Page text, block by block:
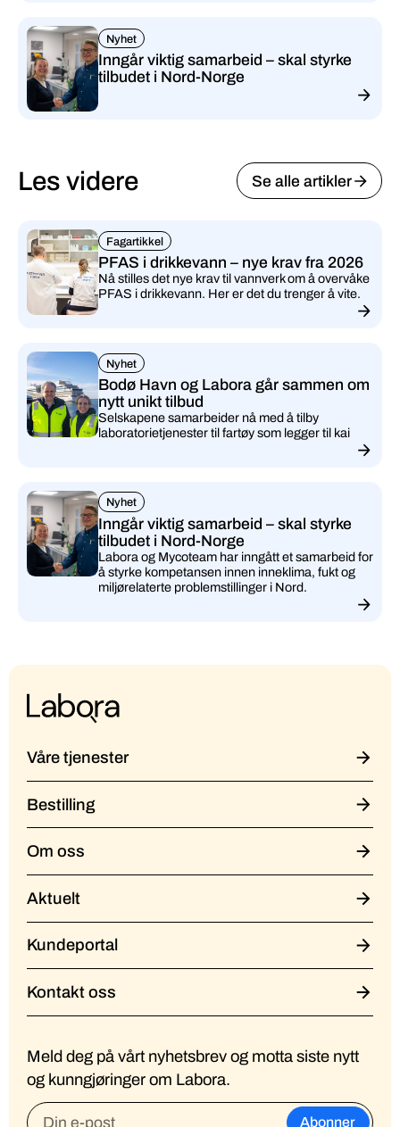
Nyhet
Inngår viktig samarbeid – skal styrke
tilbudet i Nord-Norge
Les videre Se alle artikler
Fagartikkel
PFAS i drikkevann – nye krav fra 2026
Nå stilles det nye krav til vannverk om å overvåke
PFAS i drikkevann. Her er det du trenger å vite.
Nyhet
Bodø Havn og Labora går sammen om
nytt unikt tilbud
Selskapene samarbeider nå med å tilby
laboratorietjenester til fartøy som legger til kai
Nyhet
Inngår viktig samarbeid – skal styrke
tilbudet i Nord-Norge
Labora og Mycoteam har inngått et samarbeid for
å styrke kompetansen innen inneklima, fukt og
miljørelaterte problemstillinger i Nord.
Meld deg på vårt nyhetsbrev og motta siste nytt
og kunngjøringer om Labora.
Våre tjenester
Bestilling
Om oss
Aktuelt
Kundeportal
Kontakt oss